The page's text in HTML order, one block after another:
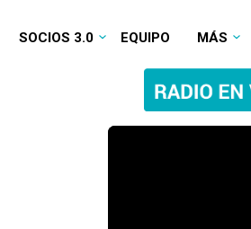
SOCIOS 3.0 EQUIPO MÁS